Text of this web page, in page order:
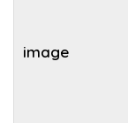
image